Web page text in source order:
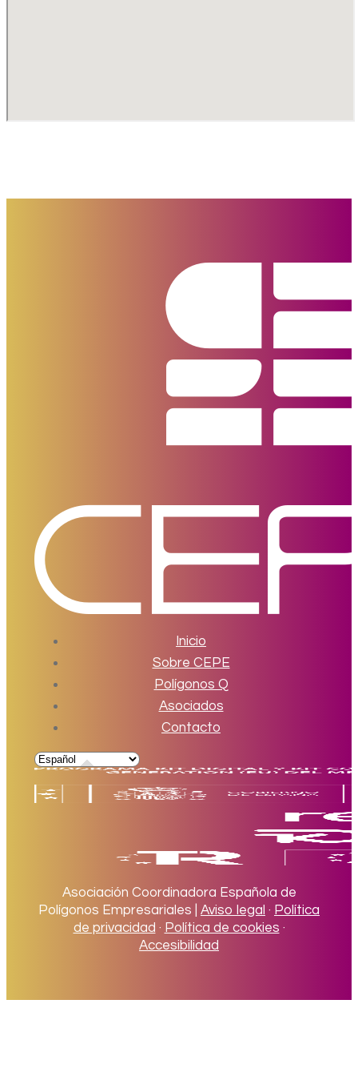
Inicio
Sobre CEPE
Polígonos Q
Asociados
Contacto
Asociación Coordinadora Española de
Polígonos Empresariales | Aviso legal · Política
de privacidad · Política de cookies ·
Accesibilidad